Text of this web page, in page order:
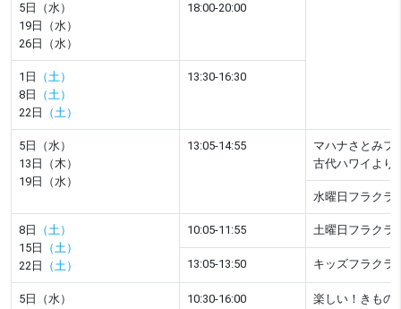
5日（水）
19日（水）
26日（水）
18:00-20:00
1日
（土）
8日
（土）
22日
（土）
13:30-16:30
5日（水）
13日（木）
19日（水）
13:05-14:55
マハナさとみフ
古代ハワイより
水曜日フラクラ
8日
（土）
15日
（土）
22日
（土）
10:05-11:55 土曜日フラクラ
13:05-13:50 キッズフラクラ
5日（水）
10:30-16:00
楽しい！きもの